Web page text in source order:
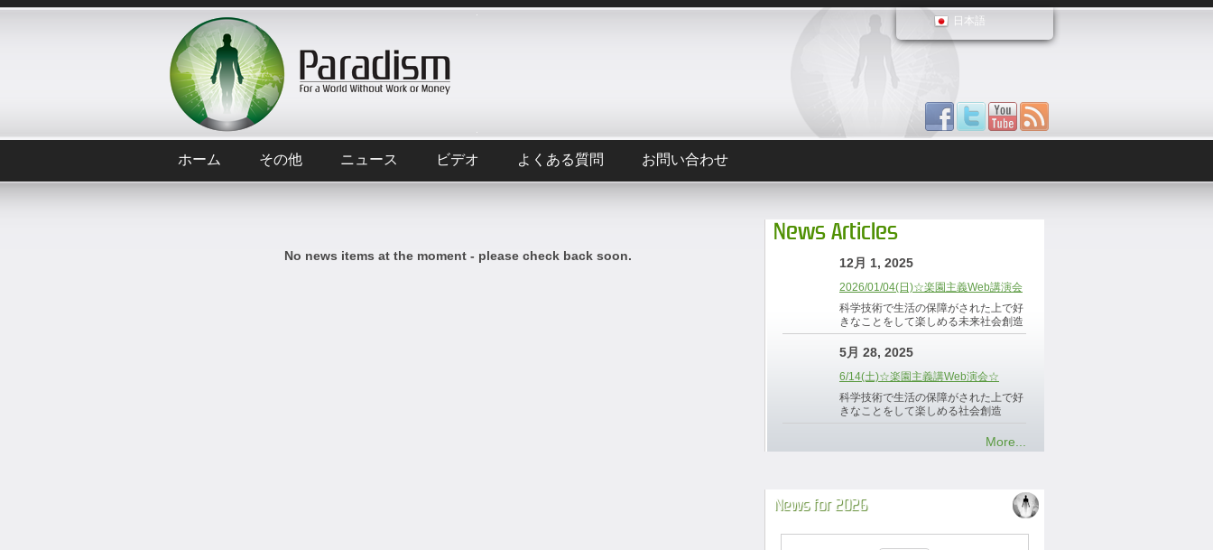
日本語
ホーム その他 ニュース ビデオ よくある質問 お問い合わせ
No news items at the moment - please check back soon.
News Articles
12月 1, 2025
2026/01/04(日)☆楽園主義Web講演会
科学技術で生活の保障がされた上で好
きなことをして楽しめる未来社会創造
5月 28, 2025
6/14(土)☆楽園主義講Web演会☆
科学技術で生活の保障がされた上で好
きなことをして楽しめる社会創造
More...
News for 2026